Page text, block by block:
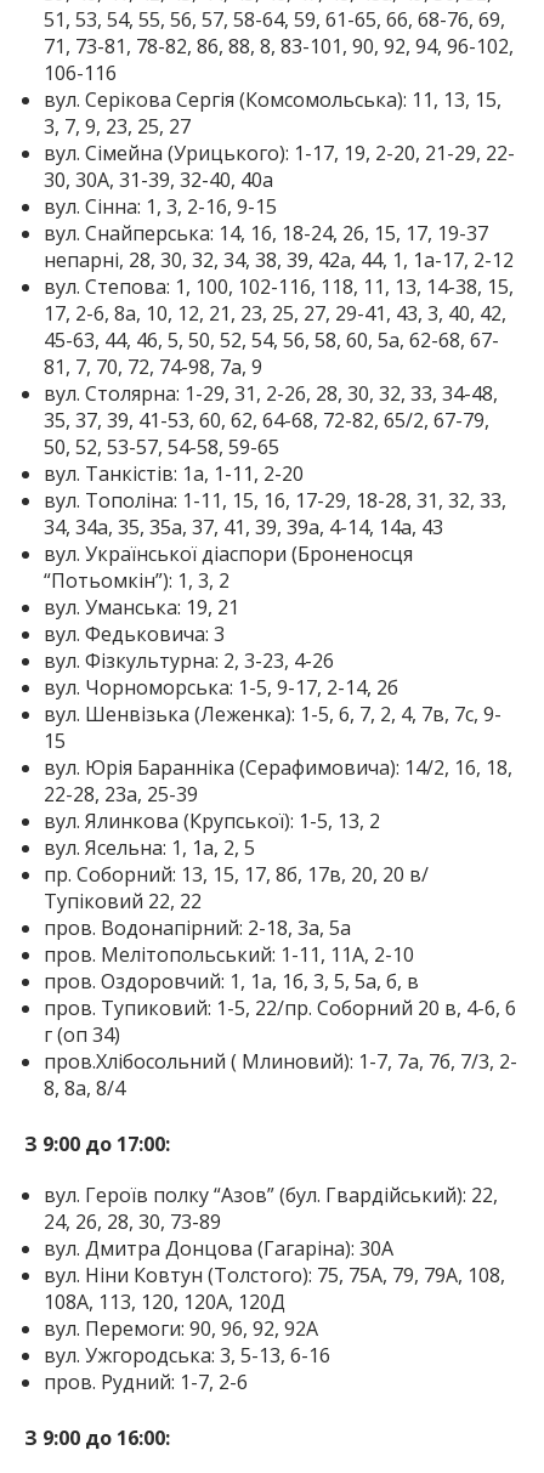
51, 53, 54, 55, 56, 57, 58-64, 59, 61-65, 66, 68-76, 69,
71, 73-81, 78-82, 86, 88, 8, 83-101, 90, 92, 94, 96-102,
106-116
вул. Серікова Сергія (Комсомольська): 11, 13, 15,
3, 7, 9, 23, 25, 27
вул. Сімейна (Урицького): 1-17, 19, 2-20, 21-29, 22-
30, 30А, 31-39, 32-40, 40а
вул. Сінна: 1, 3, 2-16, 9-15
вул. Снайперська: 14, 16, 18-24, 26, 15, 17, 19-37
непарні, 28, 30, 32, 34, 38, 39, 42а, 44, 1, 1а-17, 2-12
вул. Степова: 1, 100, 102-116, 118, 11, 13, 14-38, 15,
17, 2-6, 8а, 10, 12, 21, 23, 25, 27, 29-41, 43, 3, 40, 42,
45-63, 44, 46, 5, 50, 52, 54, 56, 58, 60, 5а, 62-68, 67-
81, 7, 70, 72, 74-98, 7а, 9
вул. Столярна: 1-29, 31, 2-26, 28, 30, 32, 33, 34-48,
35, 37, 39, 41-53, 60, 62, 64-68, 72-82, 65/2, 67-79,
50, 52, 53-57, 54-58, 59-65
вул. Танкістів: 1а, 1-11, 2-20
вул. Тополіна: 1-11, 15, 16, 17-29, 18-28, 31, 32, 33,
34, 34а, 35, 35а, 37, 41, 39, 39а, 4-14, 14а, 43
вул. Української діаспори (Броненосця
“Потьомкін”): 1, 3, 2
вул. Уманська: 19, 21
вул. Федьковича: 3
вул. Фізкультурна: 2, 3-23, 4-26
вул. Чорноморська: 1-5, 9-17, 2-14, 2б
вул. Шенвізька (Леженка): 1-5, 6, 7, 2, 4, 7в, 7с, 9-
15
вул. Юрія Баранніка (Серафимовича): 14/2, 16, 18,
22-28, 23а, 25-39
вул. Ялинкова (Крупської): 1-5, 13, 2
вул. Ясельна: 1, 1а, 2, 5
пр. Соборний: 13, 15, 17, 8б, 17в, 20, 20 в/
Тупіковий 22, 22
пров. Водонапірний: 2-18, 3а, 5а
пров. Мелітопольський: 1-11, 11A, 2-10
пров. Оздоровчий: 1, 1а, 1б, 3, 5, 5а, б, в
пров. Тупиковий: 1-5, 22/пр. Соборний 20 в, 4-6, 6
г (оп 34)
пров.Хлібосольний ( Млиновий): 1-7, 7а, 7б, 7/3, 2-
8, 8а, 8/4
З 9:00 до 17:00:
вул. Героїв полку “Азов” (бул. Гвардійський): 22,
24, 26, 28, 30, 73-89
вул. Дмитра Донцова (Гагаріна): 30А
вул. Ніни Ковтун (Толстого): 75, 75А, 79, 79А, 108,
108А, 113, 120, 120А, 120Д
вул. Перемоги: 90, 96, 92, 92А
вул. Ужгородська: 3, 5-13, 6-16
пров. Рудний: 1-7, 2-6
З 9:00 до 16:00: